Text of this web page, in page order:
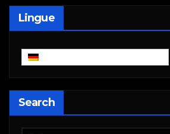
Lingue
Search